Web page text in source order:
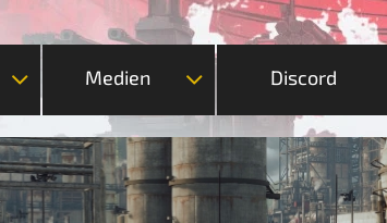
Medien Discord